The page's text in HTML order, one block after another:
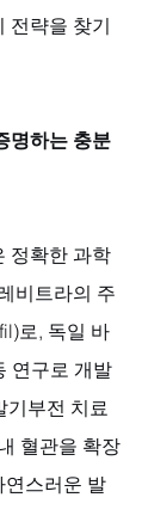
전략을 찾기
명하는 충분
정확한 과학
비트라의 주
로, 독일 바
연구로 개발
기부전 치료
혈관을 확장
연스러운 발